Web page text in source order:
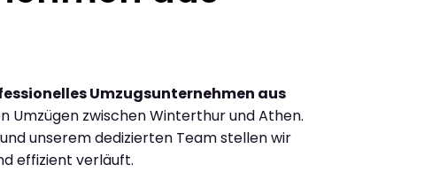
Umzugsunternehmen aus
Umzügen zwischen Winterthur und Athen.
unserem dedizierten Team stellen wir
effizient verläuft.